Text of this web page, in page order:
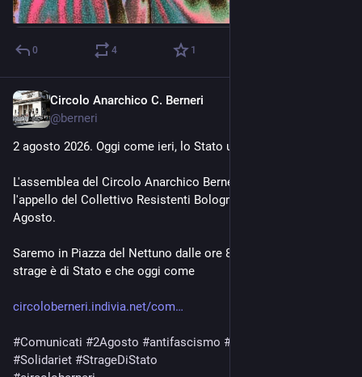
0 4 1
Circolo Anarchico C. Berneri
@berneri
2 agosto 2026. Oggi come ieri, lo Stato uccide
L'assemblea del Circolo Anarchico Berneri aderisce e rilancia
l'appello del Collettivo Resistenti Bolognesi per il corteo del 2
Agosto.
Saremo in Piazza del Nettuno dalle ore 8.30 per ribadire che la
strage è di Stato e che oggi come
circoloberneri.indivia.net/com
#Comunicati #2Agosto #antifascismo #
#Solidariet #StrageDiStato